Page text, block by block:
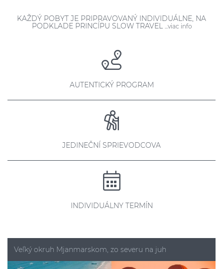
KAŽDÝ POBYT JE PRIPRAVOVANÝ INDIVIDUÁLNE, NA
PODKLADE PRINCÍPU SLOW TRAVEL
...viac info
AUTENTICKÝ PROGRAM
JEDINEČNÍ SPRIEVODCOVA
INDIVIDUÁLNY TERMÍN
Veľký okruh Mjanmarskom, zo severu na juh